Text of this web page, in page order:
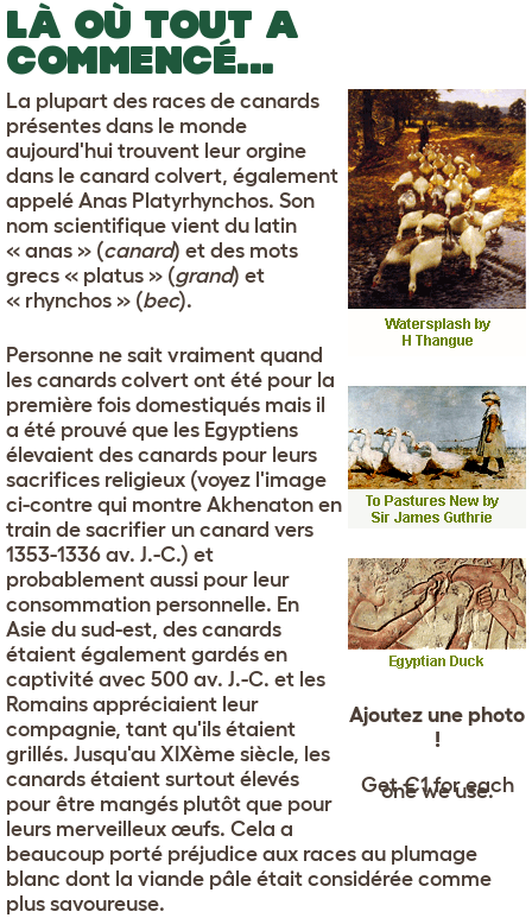
LÀ OÙ TOUT A
COMMENCÉ...
Ajoutez une photo
!
Get €1 for each
one we use.
La plupart des races de canards
présentes dans le monde
aujourd'hui trouvent leur orgine
dans le canard colvert, également
appelé Anas Platyrhynchos. Son
nom scientifique vient du latin
« anas » (canard) et des mots
grecs « platus » (grand) et
« rhynchos » (bec).
Personne ne sait vraiment quand
les canards colvert ont été pour la
première fois domestiqués mais il
a été prouvé que les Egyptiens
élevaient des canards pour leurs
sacrifices religieux (voyez l'image
ci-contre qui montre Akhenaton en
train de sacrifier un canard vers
1353-1336 av. J.-C.) et
probablement aussi pour leur
consommation personnelle. En
Asie du sud-est, des canards
étaient également gardés en
captivité avec 500 av. J.-C. et les
Romains appréciaient leur
compagnie, tant qu'ils étaient
grillés. Jusqu'au XIXème siècle, les
canards étaient surtout élevés
pour être mangés plutôt que pour
leurs merveilleux œufs. Cela a
beaucoup porté préjudice aux races au plumage
blanc dont la viande pâle était considérée comme
plus savoureuse.